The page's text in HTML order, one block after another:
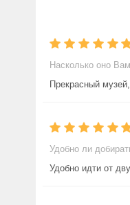
Насколько оно
Прекрасный
Удобно ли
Удобно идти от